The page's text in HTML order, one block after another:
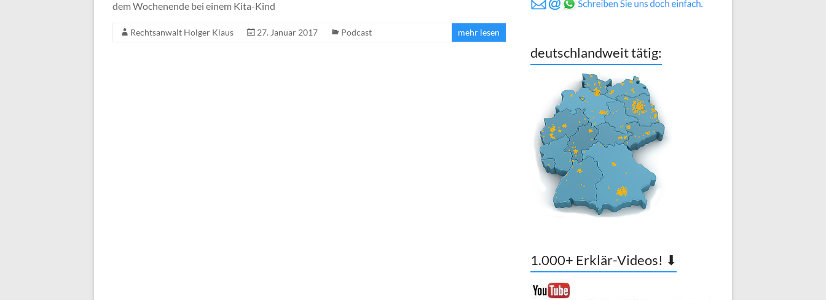
dem Wochenende bei einem Kita-Kind
Rechtsanwalt Holger Klaus 27. Januar 2017 Podcast mehr lesen
deutschlandweit tätig:
1.000+ Erklär-Videos! ⬇